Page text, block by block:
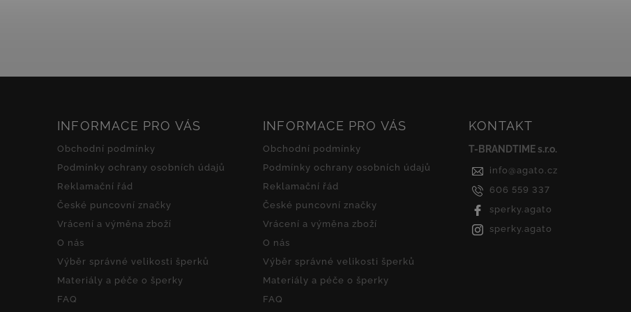
INFORMACE PRO VÁS
Obchodní podmínky
Podmínky ochrany osobních údajů
Reklamační řád
České puncovní značky
Vrácení a výměna zboží
O nás
Výběr správné velikosti šperků
Materiály a péče o šperky
FAQ
INFORMACE PRO VÁS
Obchodní podmínky
Podmínky ochrany osobních údajů
Reklamační řád
České puncovní značky
Vrácení a výměna zboží
O nás
Výběr správné velikosti šperků
Materiály a péče o šperky
FAQ
KONTAKT
T-BRANDTIME s.r.o.
info @agato.cz
606 559 337
sperky.agato
sperky.agato